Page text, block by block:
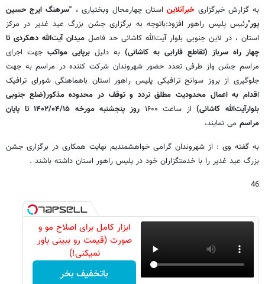
به گزارش خبرگزاریخبرآنلایناستان چهارمحال وبختیاری ، "سرهنگ ایرج حسین
پور"رئیس پلیس راهور افزود:باتوجه به برگزاری جشن بزرگ عید غدیر در مرکز
استان ، در لاین جنوبی بلوار آیت‌الله کاشانی حد فاصل میدان آیت‌الله دهکردی تا
چهار راه سرباز (تقاطع فارابی به کاشانی) به دلیل برپایی مواکب جهت اجرای
مراسم جشن واز طرفی تعدد حضور شهروندان شرکت کننده در مراسم به جهت
جلوگیری از بروز سوانح ترافیکی پلیس راهور استان باهماهنگی شورای ترافیک
اقدام به اعمال محدودیت مطلق تردد و توقف در محدوده مذکور(ضلع جنوبی
بلوارآیت‌الله کاشانی)از ساعت ۱۶۰۰
روز پنجشنبه مورخه ۱۴۰۲/۰۴/۱۵ تا پایان
مراسم می نمایند،
به گفته وی : از شهروندان گرامی خواهشمندیم نهایت همکاری در برگزاری جشن
بزرگ عید غدیر را با خدمتگزاران خود در پلیس راهور استان داشته باشند .
46
ابزار کامل برای اصلاح مو و
صورت (قیمت رو ببینی باور
نمیکنی!)
باتخفیف بخر